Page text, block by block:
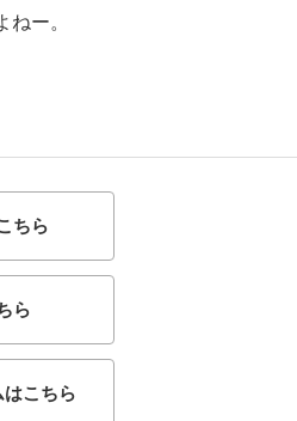
ー。
ちら
ら
こちら